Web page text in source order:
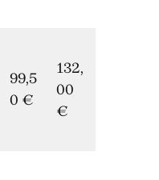
99,5
0 €
132,
00
€